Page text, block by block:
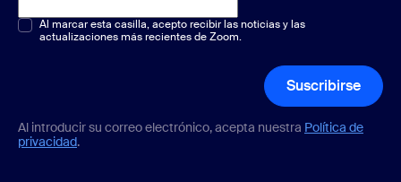
Opción múltiple o única*
Al marcar esta casilla, acepto recibir las noticias y las
actualizaciones más recientes de Zoom.
Suscribirse
Al introducir su correo electrónico, acepta nuestra Política de
privacidad.